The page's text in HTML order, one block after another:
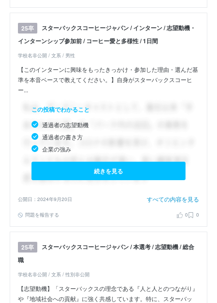
25卒
スターバックスコーヒージャパン / インターン / 志望動機・
インターンシップ参加前 / コーヒー愛と多様性 / 1日間
学校名非公開 / 文系 / 男性
【このインターンに興味をもったきっかけ・参加した理由・選んだ基
準を本音ベースで教えてください。】自身がスターバックスコーヒ
ー...
この投稿でわかること
通過者の志望動機
通過者の書き方
企業の強み
続きを見る
公開日：2024年9月20日 すべての内容を見る
問題を報告する 0 0
25卒
スターバックスコーヒージャパン / 本選考 / 志望動機 / 総合
職
学校名非公開 / 文系 / 性別非公開
【志望動機】「スターバックスの理念である『人と人とのつながり』
や『地域社会への貢献』に強く共感しています。特に、スターバッ